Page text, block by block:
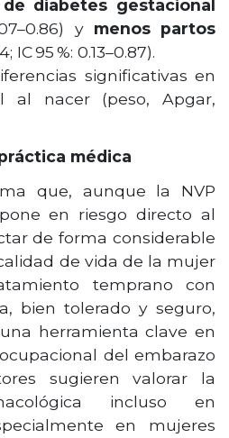
diabetes gestacional
y menos partos
IC 95 %: 0.13–0.87).
significativas en
al nacer (peso, Apgar,
médica
que, aunque la NVP
en riesgo directo al
de forma considerable
de vida de la mujer
temprano con
bien tolerado y seguro,
herramienta clave en
del embarazo
sugieren valorar la
incluso en
en mujeres